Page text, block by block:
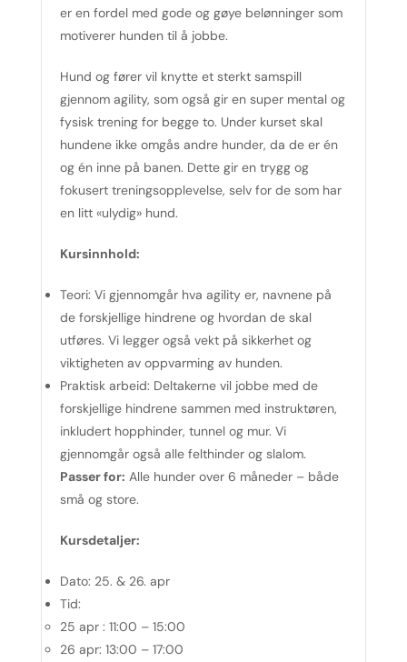
er en fordel med gode og gøye belønninger som
motiverer hunden til å jobbe.
Hund og fører vil knytte et sterkt samspill
gjennom agility, som også gir en super mental og
fysisk trening for begge to. Under kurset skal
hundene ikke omgås andre hunder, da de er én
og én inne på banen. Dette gir en trygg og
fokusert treningsopplevelse, selv for de som har
en litt «ulydig» hund.
Kursinnhold:
Teori: Vi gjennomgår hva agility er, navnene på
de forskjellige hindrene og hvordan de skal
utføres. Vi legger også vekt på sikkerhet og
viktigheten av oppvarming av hunden.
Praktisk arbeid: Deltakerne vil jobbe med de
forskjellige hindrene sammen med instruktøren,
inkludert hopphinder, tunnel og mur. Vi
gjennomgår også alle felthinder og slalom.
Passer for: Alle hunder over 6 måneder – både
små og store.
Kursdetaljer:
Dato: 25. & 26. apr
Tid:
25 apr : 11:00 – 15:00
26 apr: 13:00 – 17:00